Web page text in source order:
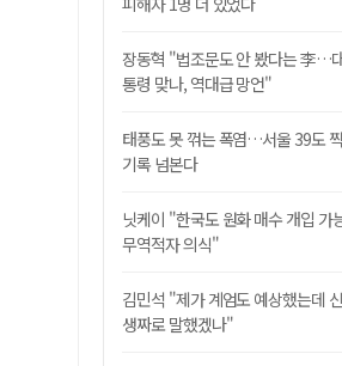
장동혁 "법조문도 안 봤다는 李…
통령 맞나, 역대급 망언"
태풍도 못 꺾는 폭염…서울 39도
기록 넘본다
닛케이 "한국도 원화 매수 개입
무역적자 의식"
김민석 "제가 계엄도 예상했는데
생짜로 말했겠나"